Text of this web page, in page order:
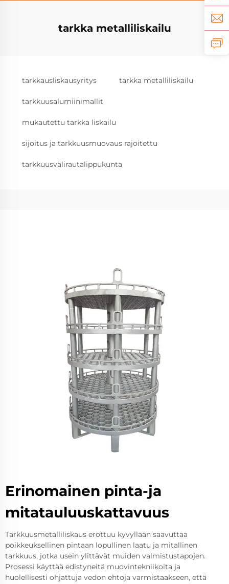
tarkka metalliliskailu
tarkkausliskausyritys tarkka metalliliskailu
tarkkuusalumiinimallit
mukautettu tarkka liskailu
sijoitus ja tarkkuusmuovaus rajoitettu
tarkkuusvälirautalippukunta
Erinomainen pinta-ja
mitatauluuskattavuus
Tarkkuusmetalliliskaus erottuu kyvyllään saavuttaa
poikkeuksellinen pintaan lopullinen laatu ja mitallinen
tarkkuus, jotka usein ylittävät muiden valmistustapojen.
Prosessi käyttää edistyneitä muovintekniikoita ja
huolellisesti ohjattuja vedon ehtoja varmistaakseen, että